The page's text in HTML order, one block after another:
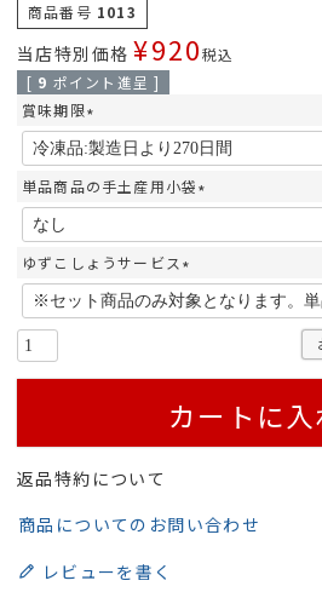
商品番号 1013
当店特別価格 ¥920税込
[ 9 ポイント進呈 ]
賞味期限
(
必
須
)
単品商品の手土産用小袋
(
)
ゆずこしょうサービス
(
必
カートに入
返品特約について
商品についてのお問い合わせ
レビューを書く